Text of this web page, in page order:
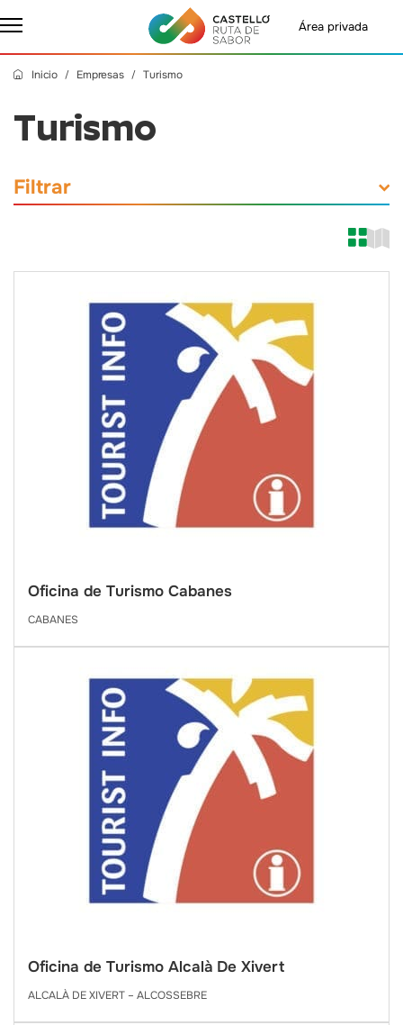
Área privada
Inicio Empresas Turismo
Turismo
Filtrar
Oficina de Turismo Cabanes
CABANES
Oficina de Turismo Alcalà De Xivert
ALCALÀ DE XIVERT – ALCOSSEBRE